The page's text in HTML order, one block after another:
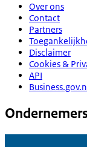
Over ons
Contact
Partners
Disclaimer
Cookies &
API